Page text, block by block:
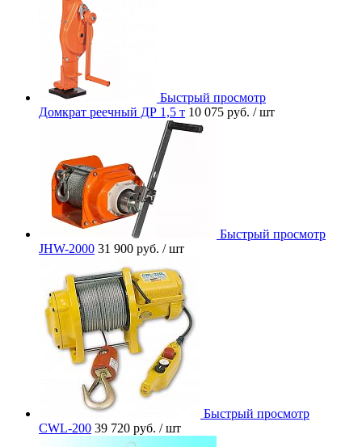
Быстрый просмотр
Домкрат реечный ДР 1,5 т 10 075 руб. / шт
Быстрый просмотр
JHW-2000 31 900 руб. / шт
Быстрый просмотр
CWL-200 39 720 руб. / шт